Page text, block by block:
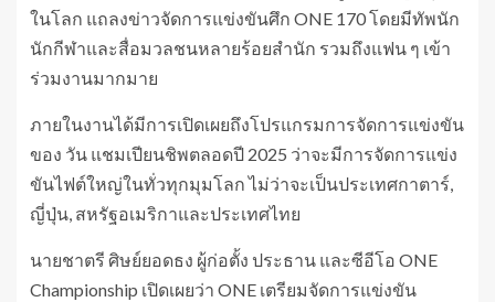
ในโลก แถลงข่าวจัดการแข่งขันศึก ONE 170 โดยมีทัพนัก
นักกีฬาและสื่อมวลชนหลายร้อยสำนัก รวมถึงแฟน ๆ เข้า
ร่วมงานมากมาย
ภายในงานได้มีการเปิดเผยถึงโปรแกรมการจัดการแข่งขัน
ของ วัน แชมเปียนชิพตลอดปี 2025 ว่าจะมีการจัดการแข่ง
ขันไฟต์ใหญ่ในทั่วทุกมุมโลก ไม่ว่าจะเป็นประเทศกาตาร์,
ญี่ปุ่น, สหรัฐอเมริกาและประเทศไทย
นายชาตรี ศิษย์ยอดธง ผู้ก่อตั้ง ประธาน และซีอีโอ ONE
Championship เปิดเผยว่า ONE เตรียมจัดการแข่งขัน